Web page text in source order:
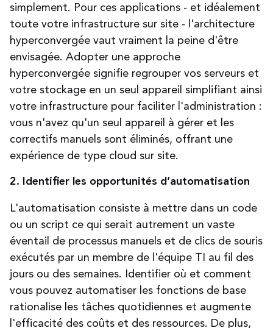
simplement. Pour ces applications - et idéalement
toute votre infrastructure sur site - l'architecture
hyperconvergée vaut vraiment la peine d'être
envisagée. Adopter une approche
hyperconvergée signifie regrouper vos serveurs et
votre stockage en un seul appareil simplifiant ainsi
votre infrastructure pour faciliter l'administration :
vous n'avez qu'un seul appareil à gérer et les
correctifs manuels sont éliminés, offrant une
expérience de type cloud sur site.
2. Identifier les opportunités d’automatisation
L'automatisation consiste à mettre dans un code
ou un script ce qui serait autrement un vaste
éventail de processus manuels et de clics de souris
exécutés par un membre de l'équipe TI au fil des
jours ou des semaines. Identifier où et comment
vous pouvez automatiser les fonctions de base
rationalise les tâches quotidiennes et augmente
l'efficacité des coûts et des ressources. De plus,